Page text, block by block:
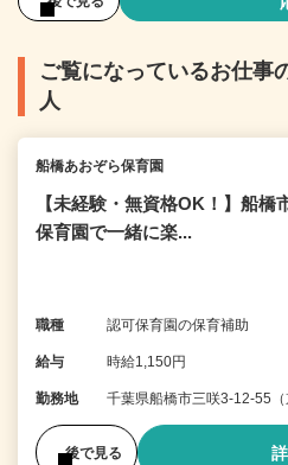
ご覧になっているお仕事
人
船橋あおぞら保育園
【未経験・無資格OK！】船橋
保育園で一緒に楽...
職種 認可保育園の保育補助
給与 時給1,150円
勤務地 千葉県船橋市三咲3-12-55
後で見る